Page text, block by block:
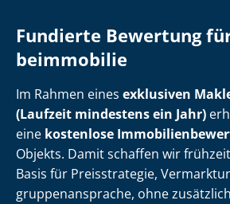
Fundierte Bewertung
be­im­mo­bi­lie
Im Rahmen eines exklusiven
(Laufzeit mindestens ein Jahr)
eine kostenlose
Objekts. Damit schaffen wir
Basis für Preisstrategie,
grup­pen­an­spra­che, ohne